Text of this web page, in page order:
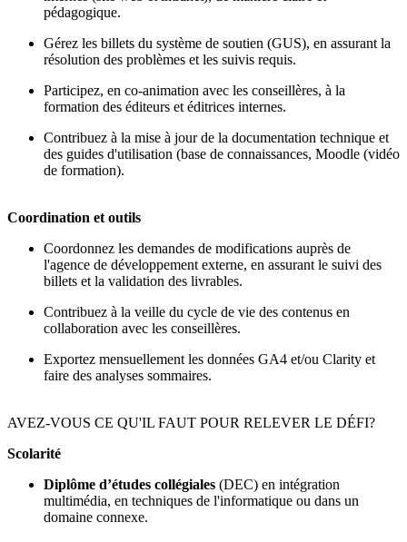
pédagogique.
Gérez les billets du système de soutien (GUS), en assurant la
résolution des problèmes et les suivis requis.
Participez, en co-animation avec les conseillères, à la
formation des éditeurs et éditrices internes.
Contribuez à la mise à jour de la documentation technique et
des guides d'utilisation (base de connaissances, Moodle (vidéo
de formation).
Coordination et outils
Coordonnez les demandes de modifications auprès de
l'agence de développement externe, en assurant le suivi des
billets et la validation des livrables.
Contribuez à la veille du cycle de vie des contenus en
collaboration avec les conseillères.
Exportez mensuellement les données GA4 et/ou Clarity et
faire des analyses sommaires.
AVEZ-VOUS CE QU'IL FAUT POUR RELEVER LE DÉFI?
Scolarité
Diplôme d’études collégiales (DEC) en intégration
multimédia, en techniques de l'informatique ou dans un
domaine connexe.